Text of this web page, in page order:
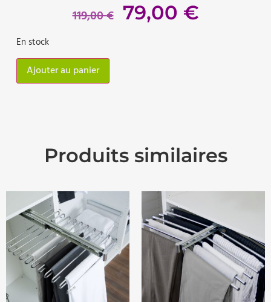
119,00€ 79,00 €
En stock
Ajouter au panier
Produits similaires